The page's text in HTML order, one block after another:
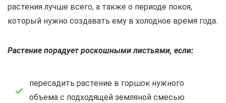
растения лучше всего, а также о периоде покоя,
который нужно создавать ему в холодное время года.
Растение порадует роскошными листьями, если:
пересадить растение в горшок нужного
объема с подходящей земляной смесью